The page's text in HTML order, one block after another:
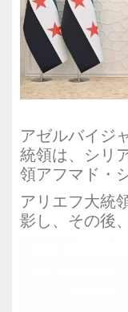
アゼルバイジ
統領は、シリ
領アフマド・
アリエフ大統
影し、その後